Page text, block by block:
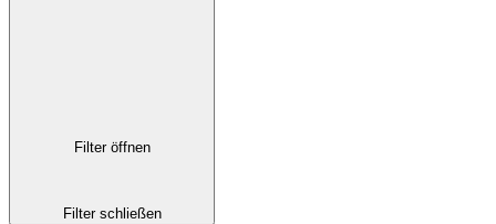
Filter öffnen
Filter schließen